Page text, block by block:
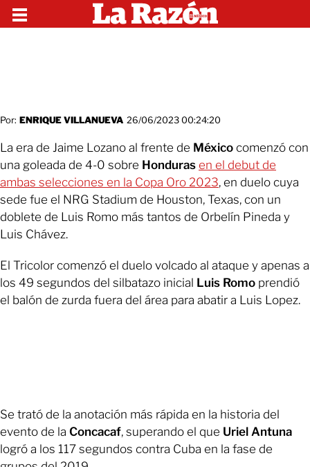
Por: ENRIQUE VILLANUEVA 26/06/2023 00:24:20
La era de Jaime Lozano al frente de México comenzó con
una goleada de 4-0 sobre Honduras en el debut de
ambas selecciones en la Copa Oro 2023, en duelo cuya
sede fue el NRG Stadium de Houston, Texas, con un
doblete de Luis Romo más tantos de Orbelín Pineda y
Luis Chávez.
El Tricolor comenzó el duelo volcado al ataque y apenas a
los 49 segundos del silbatazo inicial Luis Romo prendió
el balón de zurda fuera del área para abatir a Luis Lopez.
Se trató de la anotación más rápida en la historia del
evento de la Concacaf, superando el que Uriel Antuna
logró a los 117 segundos contra Cuba en la fase de